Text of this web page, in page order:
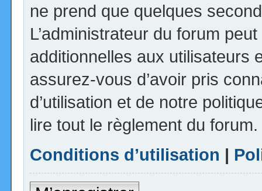
ne prend que quelques
L’administrateur du forum
additionnelles aux utilisateurs
assurez-vous d’avoir pris
d’utilisation et de notre
lire tout le règlement du forum.
Conditions d’utilisation |